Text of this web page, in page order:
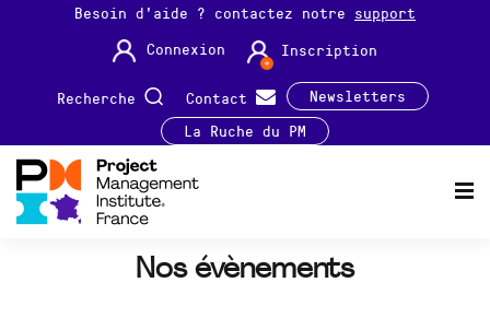
Besoin d'aide ? contactez notre support
Connexion
Inscription
Recherche Contact
Newsletters
La Ruche du PM
Nos évènements